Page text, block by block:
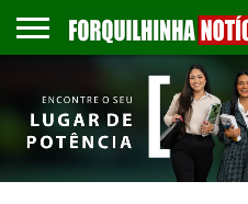
EMPREGOS
ESPORTES
PUBLICAÇÃO
LEGAL
GASTRONOMIA
CONTATO